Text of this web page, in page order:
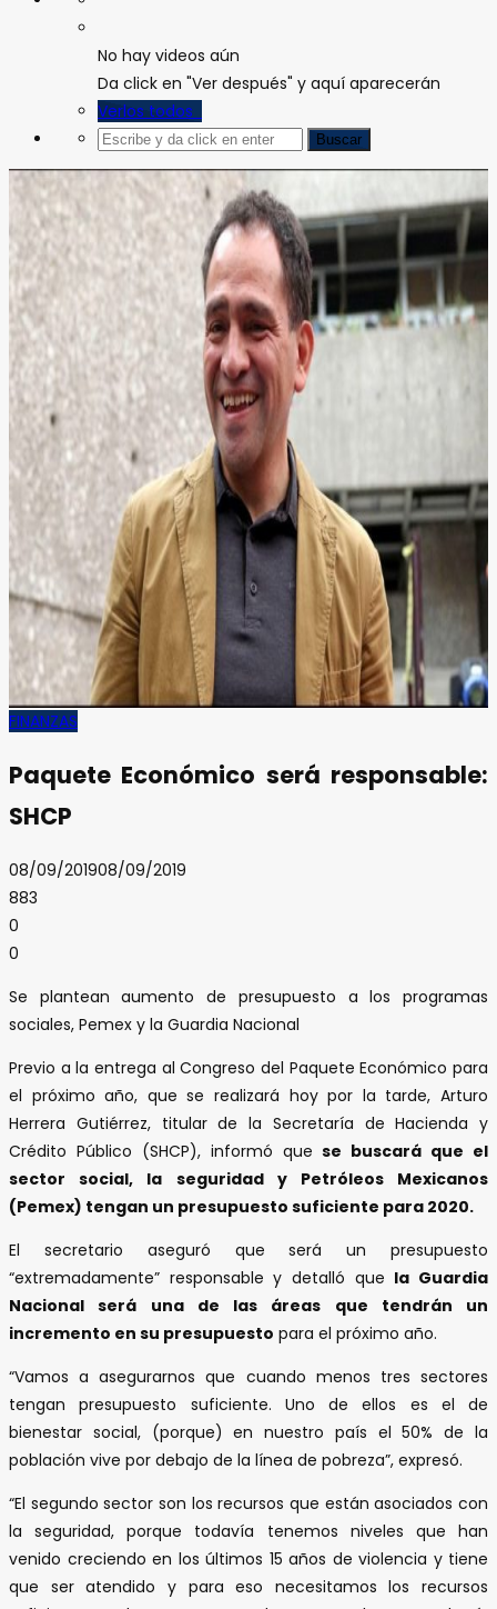
No hay videos aún
Da click en "Ver después" y aquí aparecerán
Verlos todos
FINANZAS
Paquete Económico será responsable:
SHCP
08/09/201908/09/2019
883
0
0
Se plantean aumento de presupuesto a los programas
sociales, Pemex y la Guardia Nacional
Previo a la entrega al Congreso del Paquete Económico para
el próximo año, que se realizará hoy por la tarde, Arturo
Herrera Gutiérrez, titular de la Secretaría de Hacienda y
Crédito Público (SHCP), informó quese buscará que el
sector social, la seguridad y Petróleos Mexicanos
(Pemex) tengan un presupuesto suficiente para 2020.
El secretario aseguró que será un presupuesto
“extremadamente” responsable y detalló que la Guardia
Nacional será una de las áreas que tendrán un
incremento en su presupuesto para el próximo año.
“Vamos a asegurarnos que cuando menos tres sectores
tengan presupuesto suficiente. Uno de ellos es el de
bienestar social, (porque) en nuestro país el 50% de la
población vive por debajo de la línea de pobreza”, expresó.
“El segundo sector son los recursos que están asociados con
la seguridad, porque todavía tenemos niveles que han
venido creciendo en los últimos 15 años de violencia y tiene
que ser atendido y para eso necesitamos los recursos